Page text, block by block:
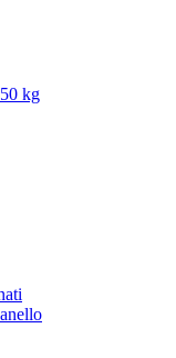
kg